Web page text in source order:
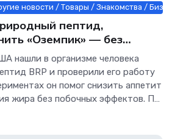
новости / Товары / Знакомства /
пептид,
«Оземпик» — без
- Интернет технологии.
нашли в организме человека
BRP и проверили его работу
он помог снизить аппетит
жира без побочных эффектов. По